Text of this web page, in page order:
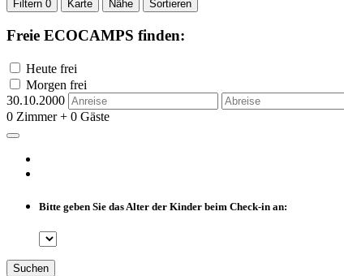
Filtern 0 Karte Nähe Sortieren
Freie ECOCAMPS finden:
Heute frei
Morgen frei
30.10.2000
0 Zimmer + 0 Gäste
Bitte geben Sie das Alter der Kinder beim Check-in an:
Suchen